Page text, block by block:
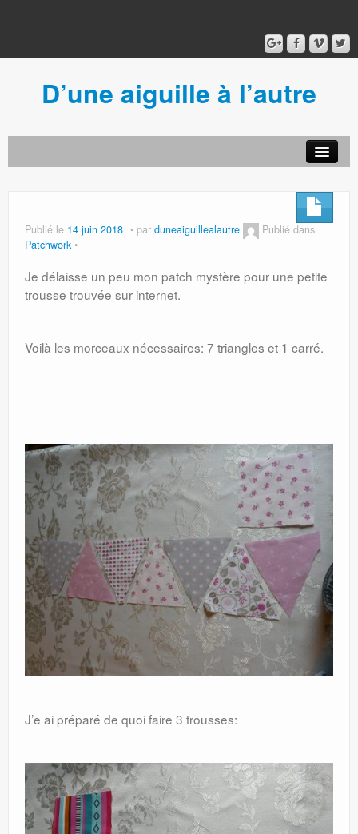
D’une aiguille à l’autre
Publié le 14 juin 2018 par duneaiguillealautre
Publié dans
Patchwork
Je délaisse un peu mon patch mystère pour une petite
trousse trouvée sur internet.
Voilà les morceaux nécessaires: 7 triangles et 1 carré.
J’e ai préparé de quoi faire 3 trousses: